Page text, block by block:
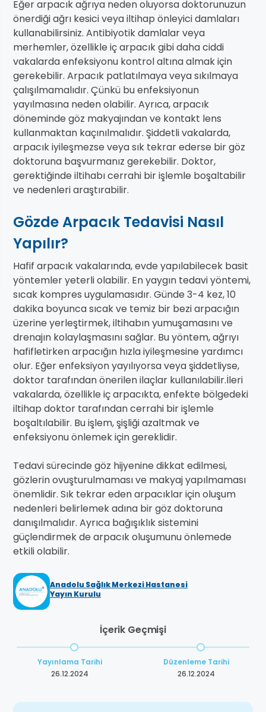
Eğer arpacık ağrıya neden oluyorsa doktorunuzun
önerdiği ağrı kesici veya iltihap önleyici damlaları
kullanabilirsiniz. Antibiyotik damlalar veya
merhemler, özellikle iç arpacık gibi daha ciddi
vakalarda enfeksiyonu kontrol altına almak için
gerekebilir. Arpacık patlatılmaya veya sıkılmaya
çalışılmamalıdır. Çünkü bu enfeksiyonun
yayılmasına neden olabilir. Ayrıca, arpacık
döneminde göz makyajından ve kontakt lens
kullanmaktan kaçınılmalıdır. Şiddetli vakalarda,
arpacık iyileşmezse veya sık tekrar ederse bir göz
doktoruna başvurmanız gerekebilir. Doktor,
gerektiğinde iltihabı cerrahi bir işlemle boşaltabilir
ve nedenleri araştırabilir.
Gözde Arpacık Tedavisi Nasıl
Yapılır?
Hafif arpacık vakalarında, evde yapılabilecek basit
yöntemler yeterli olabilir. En yaygın tedavi yöntemi,
sıcak kompres uygulamasıdır. Günde 3-4 kez, 10
dakika boyunca sıcak ve temiz bir bezi arpacığın
üzerine yerleştirmek, iltihabın yumuşamasını ve
drenajın kolaylaşmasını sağlar. Bu yöntem, ağrıyı
hafifletirken arpacığın hızla iyileşmesine yardımcı
olur. Eğer enfeksiyon yayılıyorsa veya şiddetliyse,
doktor tarafından önerilen ilaçlar kullanılabilir.İleri
vakalarda, özellikle iç arpacıkta, enfekte bölgedeki
iltihap doktor tarafından cerrahi bir işlemle
boşaltılabilir. Bu işlem, şişliği azaltmak ve
enfeksiyonu önlemek için gereklidir.
Tedavi sürecinde göz hijyenine dikkat edilmesi,
gözlerin ovuşturulmaması ve makyaj yapılmaması
önemlidir. Sık tekrar eden arpacıklar için oluşum
nedenleri belirlemek adına bir göz doktoruna
danışılmalıdır. Ayrıca bağışıklık sistemini
güçlendirmek de arpacık oluşumunu önlemede
etkili olabilir.
Anadolu Sağlık Merkezi Hastanesi
Yayın Kurulu
İçerik Geçmişi
Yayınlama Tarihi
26.12.2024
Düzenleme Tarihi
26.12.2024